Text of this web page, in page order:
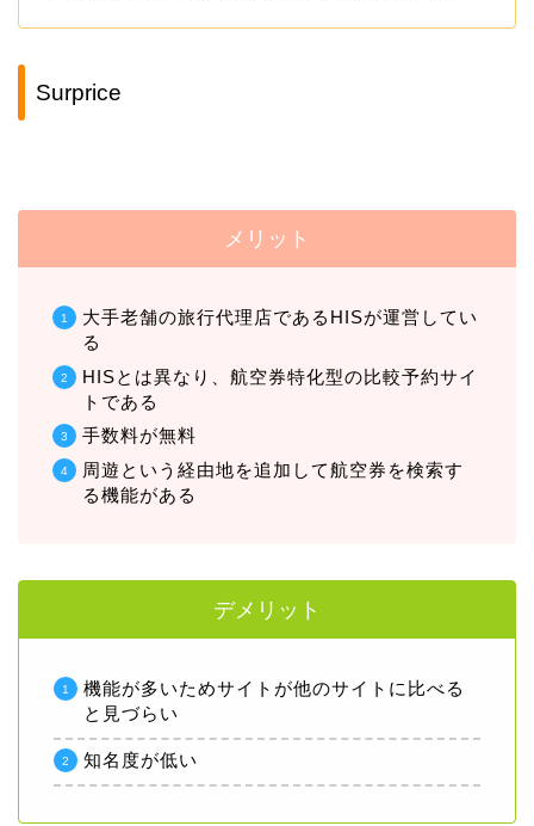
Surprice
メリット
大手老舗の旅行代理店であるHISが運営してい
る
HISとは異なり、航空券特化型の比較予約サイ
トである
手数料が無料
周遊という経由地を追加して航空券を検索す
る機能がある
デメリット
機能が多いためサイトが他のサイトに比べる
と見づらい
知名度が低い